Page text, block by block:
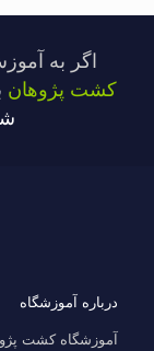
اگر به
کشت پژوهان
درباره آموزشگاه
آموزشگاه کشت